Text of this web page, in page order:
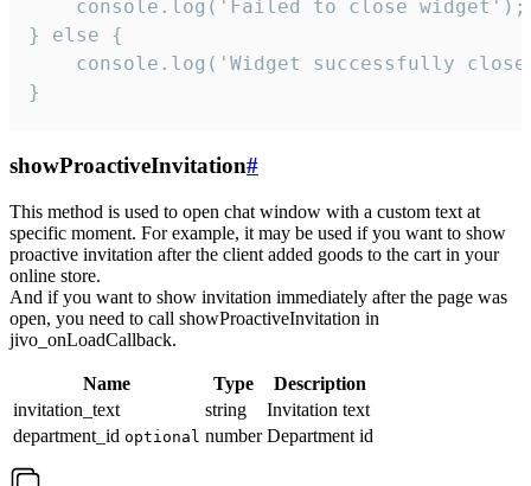
    console.log('Failed to close widget');
} else {
console.log('Widget successfully
}
showProactiveInvitation#
This method is used to open chat window with a custom text at
specific moment. For example, it may be used if you want to show
proactive invitation after the client added goods to the cart in your
online store.
And if you want to show invitation immediately after the page was
open, you need to call showProactiveInvitation in
jivo_onLoadCallback.
Name Type
Description
invitation_text
string
Invitation text
department_id optional number Department id